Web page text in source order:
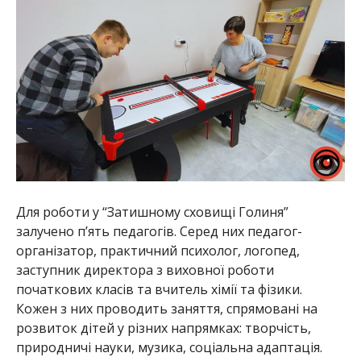
Для роботи у “Затишному сховищі Голиня”
залучено п’ять педагогів. Серед них педагог-
організатор, практичний психолог, логопед,
заступник директора з виховної роботи
початкових класів та вчитель хімії та фізики.
Кожен з них проводить заняття, спрямовані на
розвиток дітей у різних напрямках: творчість,
природничі науки, музика, соціальна адаптація.